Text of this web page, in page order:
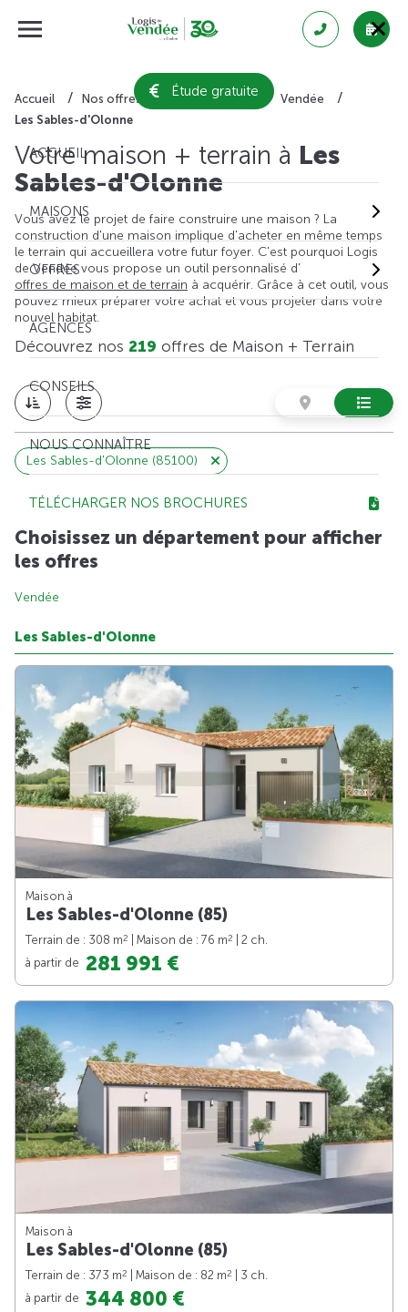
Étude gratuite
ACCUEIL
MAISONS
OFFRES
AGENCES
CONSEILS
NOUS CONNAÎTRE
TÉLÉCHARGER NOS BROCHURES
Accueil Nos offres de maison + terrain
Vendée
Les Sables-d'Olonne
Votre maison + terrain à Les
Sables-d'Olonne
Vous avez le projet de faire construire une maison ? La
construction d'une maison implique d'acheter en même temps
le terrain qui accueillera votre futur foyer. C'est pourquoi Logis
de Vendée vous propose un outil personnalisé d'
offres de maison et de terrain à acquérir. Grâce à cet outil, vous
pouvez mieux préparer votre achat et vous projeter dans votre
nouvel habitat.
Découvrez nos 219 offres de Maison + Terrain
Les Sables-d'Olonne (85100)
Choisissez un département pour afficher
les offres
Vendée
Les Sables-d'Olonne
Maison à
Les Sables-d'Olonne (85)
Terrain de : 308 m2 | Maison de : 76 m2
| 2 ch.
à partir de 281 991 €
Maison à
Les Sables-d'Olonne (85)
Terrain de : 373 m2 | Maison de : 82 m2
| 3 ch.
à partir de 344 800 €